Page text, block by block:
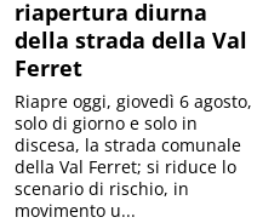
riapertura diurna
della strada della Val
Ferret
Riapre oggi, giovedì 6 agosto,
solo di giorno e solo in
discesa, la strada comunale
della Val Ferret; si riduce lo
scenario di rischio, in
movimento u...